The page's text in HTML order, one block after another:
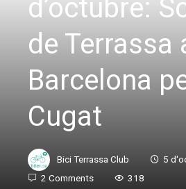
d’octubre:
de Terrassa
Barcelona
Cugat
Bici Terrassa Club
5
2 Comments
318